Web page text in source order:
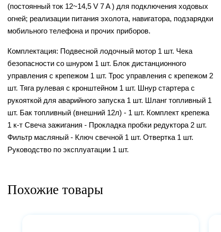
(постоянный ток 12~14,5 V 7 A ) для подключения ходовых
огней; реализации питания эхолота, навигатора, подзарядки
мобильного телефона и прочих приборов.
Комплектация: Подвесной лодочный мотор 1 шт. Чека
безопасности со шнуром 1 шт. Блок дистанционного
управления с крепежом 1 шт. Трос управления с крепежом 2
шт. Тяга рулевая с кронштейном 1 шт. Шнур стартера с
рукояткой для аварийного запуска 1 шт. Шланг топливный 1
шт. Бак топливный (внешний 12л) - 1 шт. Комплект крепежа
1 к-т Свеча зажигания - Прокладка пробки редуктора 2 шт.
Фильтр масляный - Ключ свечной 1 шт. Отвертка 1 шт.
Руководство по эксплуатации 1 шт.
Похожие товары